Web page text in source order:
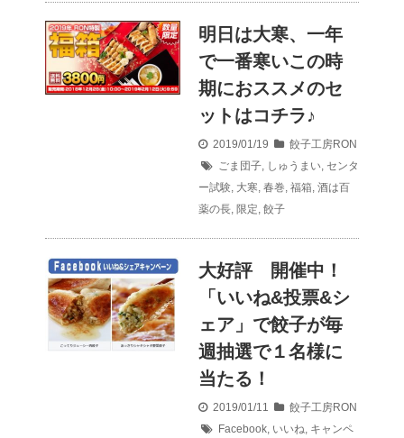
明日は大寒、一年
で一番寒いこの時
期におススメのセ
ットはコチラ♪
2019/01/19
餃子工房RON
ごま団子, しゅうまい, センタ
ー試験, 大寒, 春巻, 福箱, 酒は百
薬の長, 限定, 餃子
大好評 開催中！
「いいね&投票&シ
ェア」で餃子が毎
週抽選で１名様に
当たる！
2019/01/11
餃子工房RON
Facebook, いいね, キャンペ